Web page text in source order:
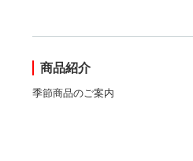
商品紹介
季節商品のご案内